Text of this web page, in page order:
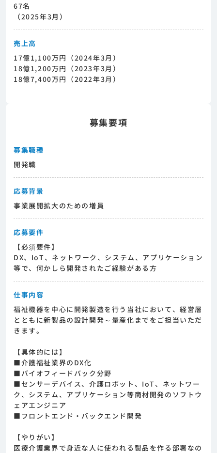
67名
（2025年3月）
売上高
17億1,100万円（2024年3月）
18億1,200万円（2023年3月）
18億7,400万円（2022年3月）
募集要項
募集職種
開発職
応募背景
事業展開拡大のための増員
応募要件
【必須要件】
DX、IoT、ネットワーク、システム、アプリケーション
等で、何かしら開発されたご経験がある方
仕事内容
福祉機器を中心に開発製造を行う当社において、経営層
とともに新製品の設計開発～量産化までをご担当いただ
きます。
【具体的には】
■介護福祉業界のDX化
■バイオフィードバック分野
■センサーデバイス、介護ロボット、IoT、ネットワー
ク、システム、アプリケーション等商材開発のソフトウ
ェアエンジニア
■フロントエンド・バックエンド開発
【やりがい】
医療介護業界で身近な人に使われる製品を作る部署なの